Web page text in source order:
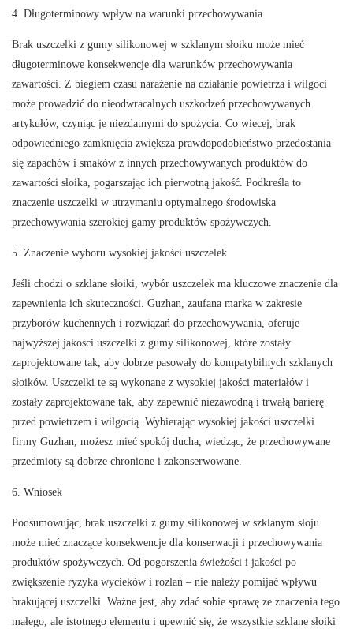
4. Długoterminowy wpływ na warunki przechowywania
Brak uszczelki z gumy silikonowej w szklanym słoiku może mieć
długoterminowe konsekwencje dla warunków przechowywania
zawartości. Z biegiem czasu narażenie na działanie powietrza i wilgoci
może prowadzić do nieodwracalnych uszkodzeń przechowywanych
artykułów, czyniąc je niezdatnymi do spożycia. Co więcej, brak
odpowiedniego zamknięcia zwiększa prawdopodobieństwo przedostania
się zapachów i smaków z innych przechowywanych produktów do
zawartości słoika, pogarszając ich pierwotną jakość. Podkreśla to
znaczenie uszczelki w utrzymaniu optymalnego środowiska
przechowywania szerokiej gamy produktów spożywczych.
5. Znaczenie wyboru wysokiej jakości uszczelek
Jeśli chodzi o szklane słoiki, wybór uszczelek ma kluczowe znaczenie dla
zapewnienia ich skuteczności. Guzhan, zaufana marka w zakresie
przyborów kuchennych i rozwiązań do przechowywania, oferuje
najwyższej jakości uszczelki z gumy silikonowej, które zostały
zaprojektowane tak, aby dobrze pasowały do ​​kompatybilnych szklanych
słoików. Uszczelki te są wykonane z wysokiej jakości materiałów i
zostały zaprojektowane tak, aby zapewnić niezawodną i trwałą barierę
przed powietrzem i wilgocią. Wybierając wysokiej jakości uszczelki
firmy Guzhan, możesz mieć spokój ducha, wiedząc, że przechowywane
przedmioty są dobrze chronione i zakonserwowane.
6. Wniosek
Podsumowując, brak uszczelki z gumy silikonowej w szklanym słoju
może mieć znaczące konsekwencje dla konserwacji i przechowywania
produktów spożywczych. Od pogorszenia świeżości i jakości po
zwiększenie ryzyka wycieków i rozlań – nie należy pomijać wpływu
brakującej uszczelki. Ważne jest, aby zdać sobie sprawę ze znaczenia tego
małego, ale istotnego elementu i upewnić się, że wszystkie szklane słoiki